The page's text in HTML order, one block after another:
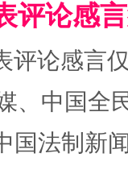
从幼
评论感
评论感言
、中国全
国法制新